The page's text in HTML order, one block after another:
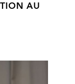
AU